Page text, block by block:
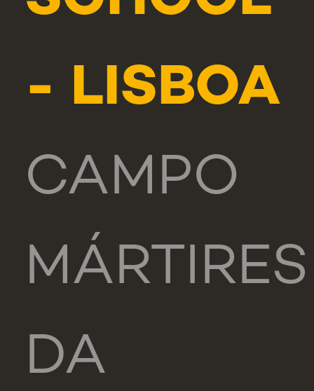
- LISBOA
CAMPO
MÁRTIRES
DA